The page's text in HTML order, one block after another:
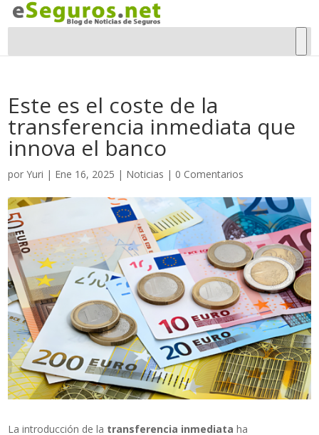
Este es el coste de la
transferencia inmediata que
innova el banco
porYuri | Ene 16, 2025 | Noticias | 0 Comentarios
La introducción de la transferencia inmediata ha